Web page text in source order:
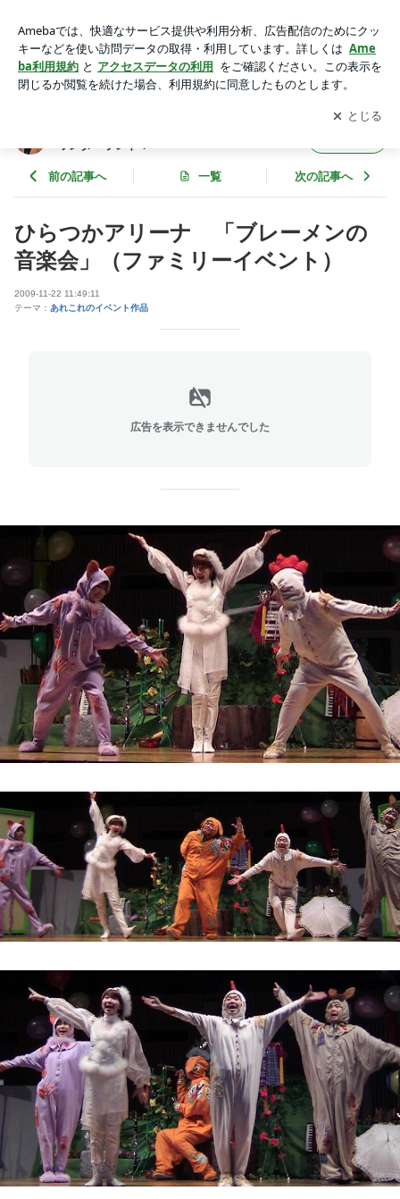
ント） | 溢れるファンタジーの中に創りあげる永遠のワンダー
ランド！
アプリをダウンロードして ブログの更新通知
を受け取りまし
ょう。
開く
ワンダーランド！
前の記事へ 一覧 次の記事へ
ひらつかアリーナ 「ブレーメンの
音楽会」（ファミリーイベント）
2009-11-22 11:49:11
テーマ： あれこれのイベント作品
広告を表示できませんでした